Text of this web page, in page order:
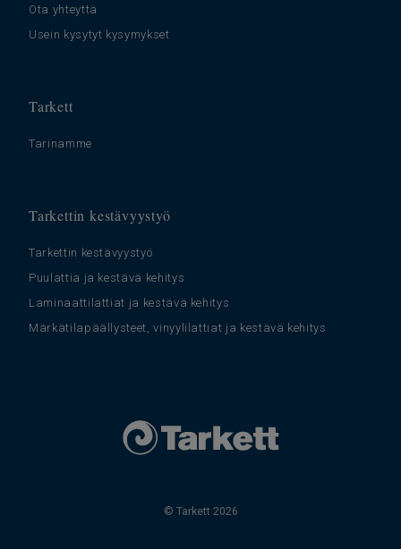
Ota yhteyttä
Usein kysytyt kysymykset
Tarkett
Tarinamme
Tarkettin kestävyystyö
Tarkettin kestävyystyö
Puulattia ja kestävä kehitys
Laminaattilattiat ja kestävä kehitys
Märkätilapäällysteet, vinyylilattiat ja kestävä kehitys
© Tarkett 2026